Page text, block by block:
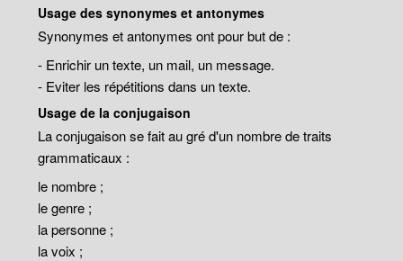
Usage des synonymes et antonymes
Synonymes et antonymes ont pour but de :
- Enrichir un texte, un mail, un message.
- Eviter les répétitions dans un texte.
Usage de la conjugaison
La conjugaison se fait au gré d'un nombre de traits
grammaticaux :
le nombre ;
le genre ;
la personne ;
la voix ;